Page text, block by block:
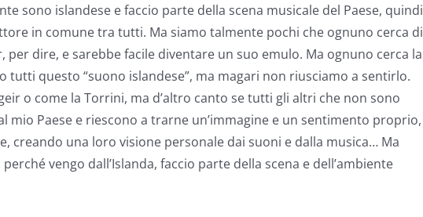
sono islandese e faccio parte della scena musicale del Paese, quindi
in comune tra tutti. Ma siamo talmente pochi che ognuno cerca di
per dire, e sarebbe facile diventare un suo emulo. Ma ognuno cerca la
tutti questo “suono islandese”, ma magari non riusciamo a sentirlo.
o come la Torrini, ma d’altro canto se tutti gli altri che non sono
mio Paese e riescono a trarne un’immagine e un sentimento proprio,
creando una loro visione personale dai suoni e dalla musica… Ma
vengo dall’Islanda, faccio parte della scena e dell’ambiente